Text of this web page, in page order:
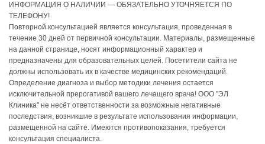
ИНФОРМАЦИЯ О НАЛИЧИИ — ОБЯЗАТЕЛЬНО УТОЧНЯЕТСЯ ПО
ТЕЛЕФОНУ!
Повторной консультацией является консультация, проведенная в
течение 30 дней от первичной консультации. Материалы, размещенные
на данной странице, носят информационный характер и
предназначены для образовательных целей. Посетители сайта не
должны использовать их в качестве медицинских рекомендаций.
Определение диагноза и выбор методики лечения остается
исключительной прерогативой вашего лечащего врача! ООО "ЭЛ
Клиника" не несёт ответственности за возможные негативные
последствия, возникшие в результате использования информации,
размещенной на сайте. Имеются противопоказания, требуется
консультация специалиста.